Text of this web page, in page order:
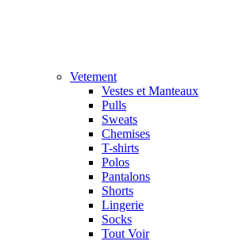
Vetement
Vestes et Manteaux
Pulls
Sweats
Chemises
T-shirts
Polos
Pantalons
Shorts
Lingerie
Socks
Tout Voir